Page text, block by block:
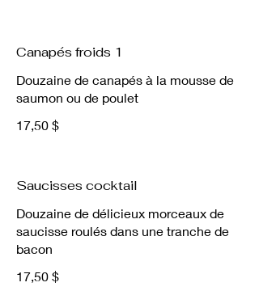
Canapés froids 1
Douzaine de canapés à la mousse de
saumon ou de poulet
17,50 $
Saucisses cocktail
Douzaine de délicieux morceaux de
saucisse roulés dans une tranche de
bacon
17,50 $